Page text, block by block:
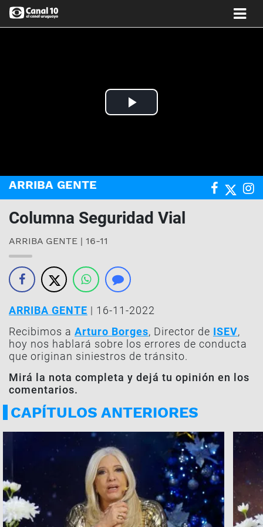
Play
ARRIBA GENTE
Columna Seguridad Vial
ARRIBA GENTE | 16-11
ARRIBA GENTE | 16-11-2022
Recibimos a Arturo Borges, Director de ISEV,
hoy nos hablará sobre los errores de conducta
que originan siniestros de tránsito.
Mirá la nota completa y dejá tu opinión en los
comentarios.
CAPÍTULOS ANTERIORES